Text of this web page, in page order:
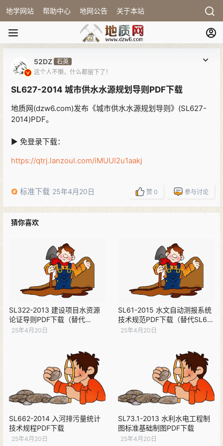
地学网站 帮助中心 地网公告 关于本站
52DZ 石英
这个人不懒，什么都留下了！
SL627-2014 城市供水水源规划导则PDF下载
地质网(dzw6.com)发布《城市供水水源规划导则》(SL627-
2014)PDF。
▶ 免登录下载：
https://qtrj.lanzoul.com/iMUUI2u1aakj
标准下载 25年4月20日 赞 0 参与讨论
猜你喜欢
SL322-2013 建设项目水资源
论证导则PDF下载（替代
SL322-2005）
25年4月20日
SL61-2015 水文自动测报系统
技术规范PDF下载（替代SL61-
2003）
25年4月20日
SL662-2014 入河排污量统计
技术规程PDF下载
25年4月20日
SL73.1-2013 水利水电工程制
图标准基础制图PDF下载
25年4月20日